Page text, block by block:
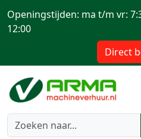
Openingstijden: ma t/m vr:
12:00
Direct